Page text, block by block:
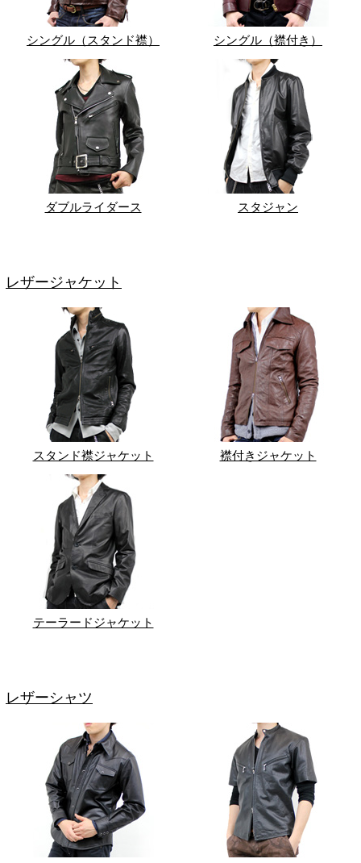
シングル（スタンド襟） シングル（襟付き）
ダブルライダース スタジャン
レザージャケット
スタンド襟ジャケット 襟付きジャケット
テーラードジャケット
レザーシャツ